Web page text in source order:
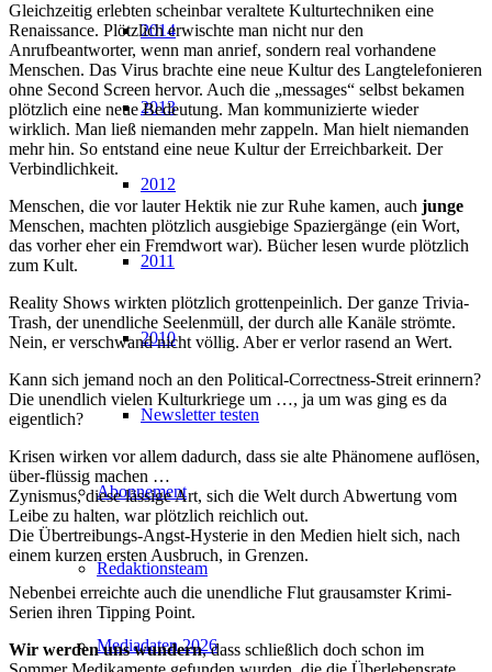
2014
2013
2012
2011
2010
Newsletter testen
Abonnement
Redaktionsteam
Mediadaten 2026
Gleichzeitig erlebten scheinbar veraltete Kulturtechniken eine
Renaissance. Plötzlich erwischte man nicht nur den
Anrufbeantworter, wenn man anrief, sondern real vorhandene
Menschen. Das Virus brachte eine neue Kultur des Langtelefonieren
ohne Second Screen hervor. Auch die „messages“ selbst bekamen
plötzlich eine neue Bedeutung. Man kommunizierte wieder
wirklich. Man ließ niemanden mehr zappeln. Man hielt niemanden
mehr hin. So entstand eine neue Kultur der Erreichbarkeit. Der
Verbindlichkeit.
Menschen, die vor lauter Hektik nie zur Ruhe kamen, auch junge
Menschen, machten plötzlich ausgiebige Spaziergänge (ein Wort,
das vorher eher ein Fremdwort war). Bücher lesen wurde plötzlich
zum Kult.
Reality Shows wirkten plötzlich grottenpeinlich. Der ganze Trivia-
Trash, der unendliche Seelenmüll, der durch alle Kanäle strömte.
Nein, er verschwand nicht völlig. Aber er verlor rasend an Wert.
Kann sich jemand noch an den Political-Correctness-Streit erinnern?
Die unendlich vielen Kulturkriege um …, ja um was ging es da
eigentlich?
Krisen wirken vor allem dadurch, dass sie alte Phänomene auflösen,
über-flüssig machen …
Zynismus, diese lässige Art, sich die Welt durch Abwertung vom
Leibe zu halten, war plötzlich reichlich out.
Die Übertreibungs-Angst-Hysterie in den Medien hielt sich, nach
einem kurzen ersten Ausbruch, in Grenzen.
Nebenbei erreichte auch die unendliche Flut grausamster Krimi-
Serien ihren Tipping Point.
Wir werden uns wundern, dass schließlich doch schon im